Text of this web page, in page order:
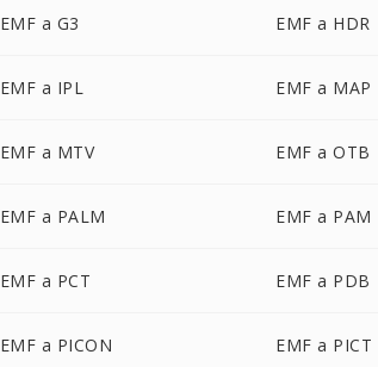
EMF a G3 EMF a HDR
EMF a IPL EMF a MAP
EMF a MTV EMF a OTB
EMF a PALM EMF a PAM
EMF a PCT EMF a PDB
EMF a PICON EMF a PICT